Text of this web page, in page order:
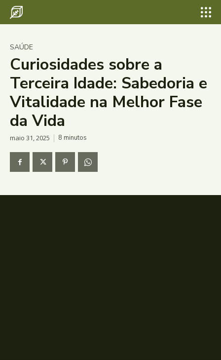
SAÚDE
Curiosidades sobre a
Terceira Idade: Sabedoria e
Vitalidade na Melhor Fase
da Vida
maio 31, 2025 8 minutos